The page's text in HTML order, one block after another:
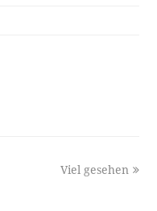
next
Viel gesehen